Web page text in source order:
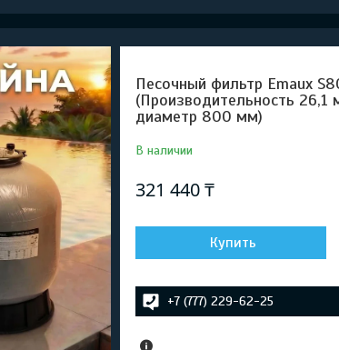
Песочный фильтр Emaux
(Производительность 26,1
диаметр 800 мм)
В наличии
321 440 ₸
Купить
+7 (777) 229-62-25